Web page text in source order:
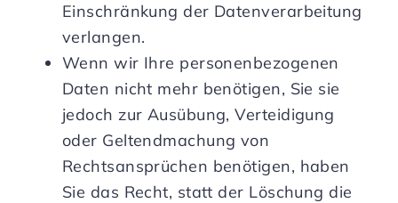
Einschränkung der Datenverarbeitung
verlangen.
Wenn wir Ihre personenbezogenen
Daten nicht mehr benötigen, Sie sie
jedoch zur Ausübung, Verteidigung
oder Geltendmachung von
Rechtsansprüchen benötigen, haben
Sie das Recht, statt der Löschung die